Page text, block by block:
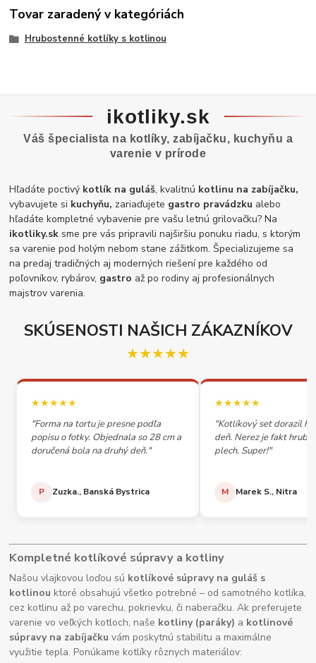
Tovar zaradený v kategóriách
Hrubostenné kotlíky s kotlinou
ikotliky.sk
Váš špecialista na kotlíky, zabíjačku, kuchyňu a
varenie v prírode
Hľadáte poctivý kotlík na guláš, kvalitnú kotlinu na zabíjačku,
vybavujete si kuchyňu, zariaďujete gastro pravádzku alebo
hľadáte kompletné vybavenie pre vašu letnú grilovačku? Na
ikotliky.sk sme pre vás pripravili najširšiu ponuku riadu, s ktorým
sa varenie pod holým nebom stane zážitkom. Špecializujeme sa
na predaj tradičných aj moderných riešení pre každého od
poľovníkov, rybárov, gastro až po rodiny aj profesionálnych
majstrov varenia.
SKÚSENOSTI NAŠICH ZÁKAZNÍKOV
★★★★★
★★★★★
"Forma na tortu je presne podľa
popisu o fotky. Objednala so 28 cm a
doručená bola na druhý deň."
P Zuzka., Banská Bystrica
★★★★★
"Kotlíkový set dorazil
deň. Nerez je fakt
plech. Super!"
M Marek S., Nitra
Kompletné kotlíkové súpravy a kotliny
Našou vlajkovou loďou sú kotlíkové súpravy na guláš s
kotlinou ktoré obsahujú všetko potrebné – od samotného kotlíka,
cez kotlinu až po varechu, pokrievku, či naberačku. Ak preferujete
varenie vo veľkých kotloch, naše kotliny (paráky) a kotlinové
súpravy na zabíjačku vám poskytnú stabilitu a maximálne
využitie tepla. Ponúkame kotlíky rôznych materiálov: